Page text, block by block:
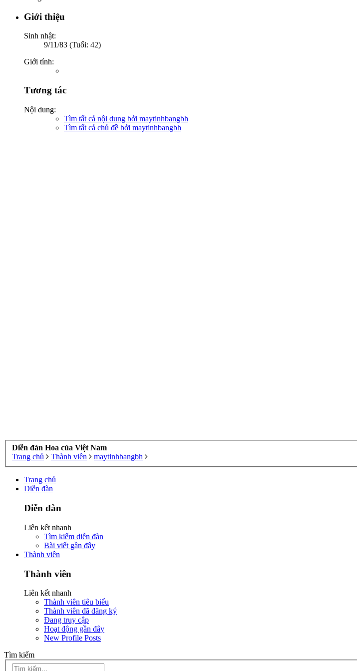
Giới thiệu
Sinh nhật:
9/11/83 (Tuổi: 42)
Giới tính:
Tương tác
Nội dung:
Tìm tất cả nội dung bởi maytinhbangbh
Tìm tất cả chủ đề bởi maytinhbangbh
Diễn đàn Hoa của Việt Nam
Trang chủ
Thành viên maytinhbangbh
Trang chủ
Diễn đàn
Diễn đàn
Liên kết nhanh
Tìm kiếm diễn đàn
Bài viết gần đây
Thành viên
Thành viên
Liên kết nhanh
Thành viên tiêu biểu
Thành viên đã đăng ký
Đang truy cập
Hoạt động gần đây
New Profile Posts
Tìm kiếm